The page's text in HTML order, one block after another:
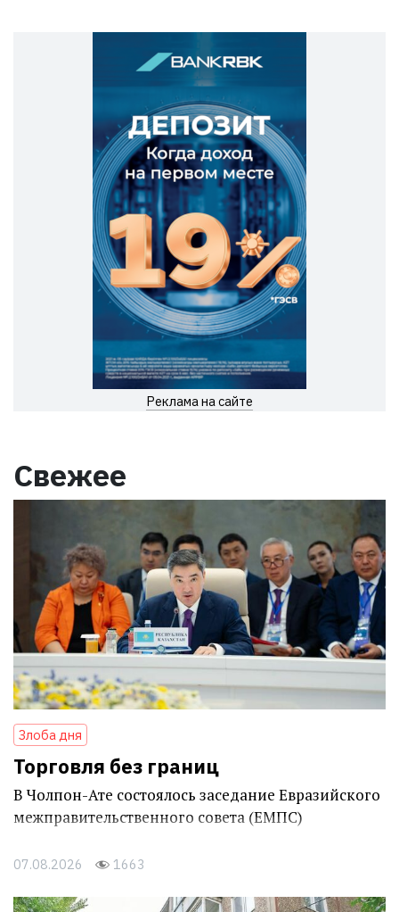
Реклама на сайте
Свежее
Злоба дня
Торговля без границ
В Чолпон-Ате состоялось заседание Евразийского
межправительственного совета (ЕМПС)
07.08.2026 1663